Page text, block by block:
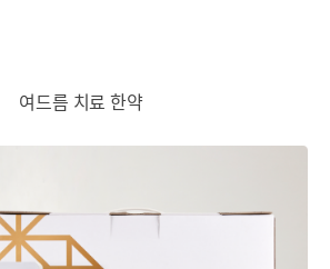
여드름 치료 한약